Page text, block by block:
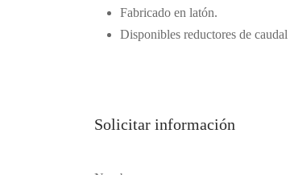
Fabricado en latón.
Disponibles reductores de
Solicitar información